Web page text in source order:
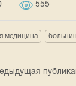
555
медицина